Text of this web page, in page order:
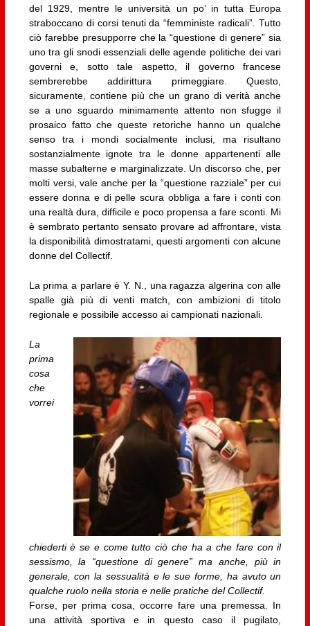
del 1929, mentre le università un po’ in tutta Europa
straboccano di corsi tenuti da “femministe radicali”. Tutto
ciò farebbe presupporre che la “questione di genere” sia
uno tra gli snodi essenziali delle agende politiche dei vari
governi e, sotto tale aspetto, il governo francese
sembrerebbe addirittura primeggiare. Questo,
sicuramente, contiene più che un grano di verità anche
se a uno sguardo minimamente attento non sfugge il
prosaico fatto che queste retoriche hanno un qualche
senso tra i mondi socialmente inclusi, ma risultano
sostanzialmente ignote tra le donne appartenenti alle
masse subalterne e marginalizzate. Un discorso che, per
molti versi, vale anche per la “questione razziale” per cui
essere donna e di pelle scura obbliga a fare i conti con
una realtà dura, difficile e poco propensa a fare sconti. Mi
è sembrato pertanto sensato provare ad affrontare, vista
la disponibilità dimostratami, questi argomenti con alcune
donne del Collectif.
La prima a parlare è Y. N., una ragazza algerina con alle
spalle già più di venti match, con ambizioni di titolo
regionale e possibile accesso ai campionati nazionali.
La
prima
cosa
che
vorrei
chiederti è se e come tutto ciò che ha a che fare con il
sessismo, la “questione di genere” ma anche, più in
generale, con la sessualità e le sue forme, ha avuto un
qualche ruolo nella storia e nelle pratiche del Collectif.
Forse, per prima cosa, occorre fare una premessa. In
una attività sportiva e in questo caso il pugilato,